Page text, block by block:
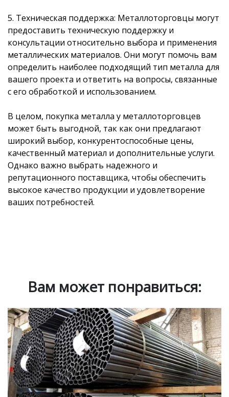
5. Техническая поддержка: Металлоторговцы могут
предоставить техническую поддержку и
консультации относительно выбора и применения
металлических материалов. Они могут помочь вам
определить наиболее подходящий тип металла для
вашего проекта и ответить на вопросы, связанные
с его обработкой и использованием.
В целом, покупка металла у металлоторговцев
может быть выгодной, так как они предлагают
широкий выбор, конкурентоспособные цены,
качественный материал и дополнительные услуги.
Однако важно выбрать надежного и
репутационного поставщика, чтобы обеспечить
высокое качество продукции и удовлетворение
ваших потребностей.
Вам может понравиться: